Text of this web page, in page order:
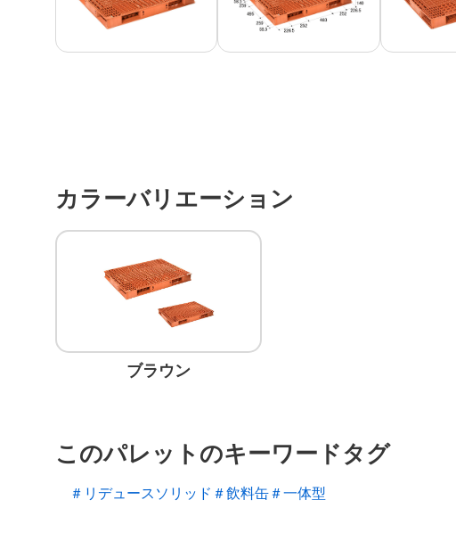
カラーバリエーション
ブラウン
このパレットのキーワードタグ
＃リデュースソリッド ＃飲料缶＃一体型